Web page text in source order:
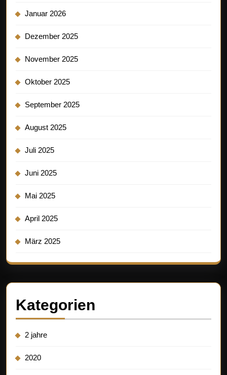
Januar 2026
Dezember 2025
November 2025
Oktober 2025
September 2025
August 2025
Juli 2025
Juni 2025
Mai 2025
April 2025
März 2025
Kategorien
2 jahre
2020